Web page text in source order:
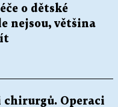
o dětské
nejsou, většina
Operaci